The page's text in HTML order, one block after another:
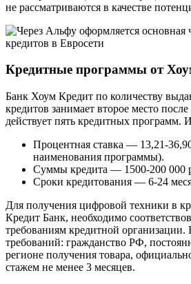
не рассматриваются в качестве
Кредитные программы от
Банк Хоум Кредит по количеству
кредитов занимает второе место
действует пять кредитных программ.
Процентная ставка — 13,21-
наименования программы).
Суммы кредита — 1500-200 000
Сроки кредитования — 6-24
Для получения цифровой техники в
Кредит Банк, необходимо
требованиям кредитной организации.
требований: гражданство РФ,
регионе получения товара,
стажем не менее 3 месяцев.